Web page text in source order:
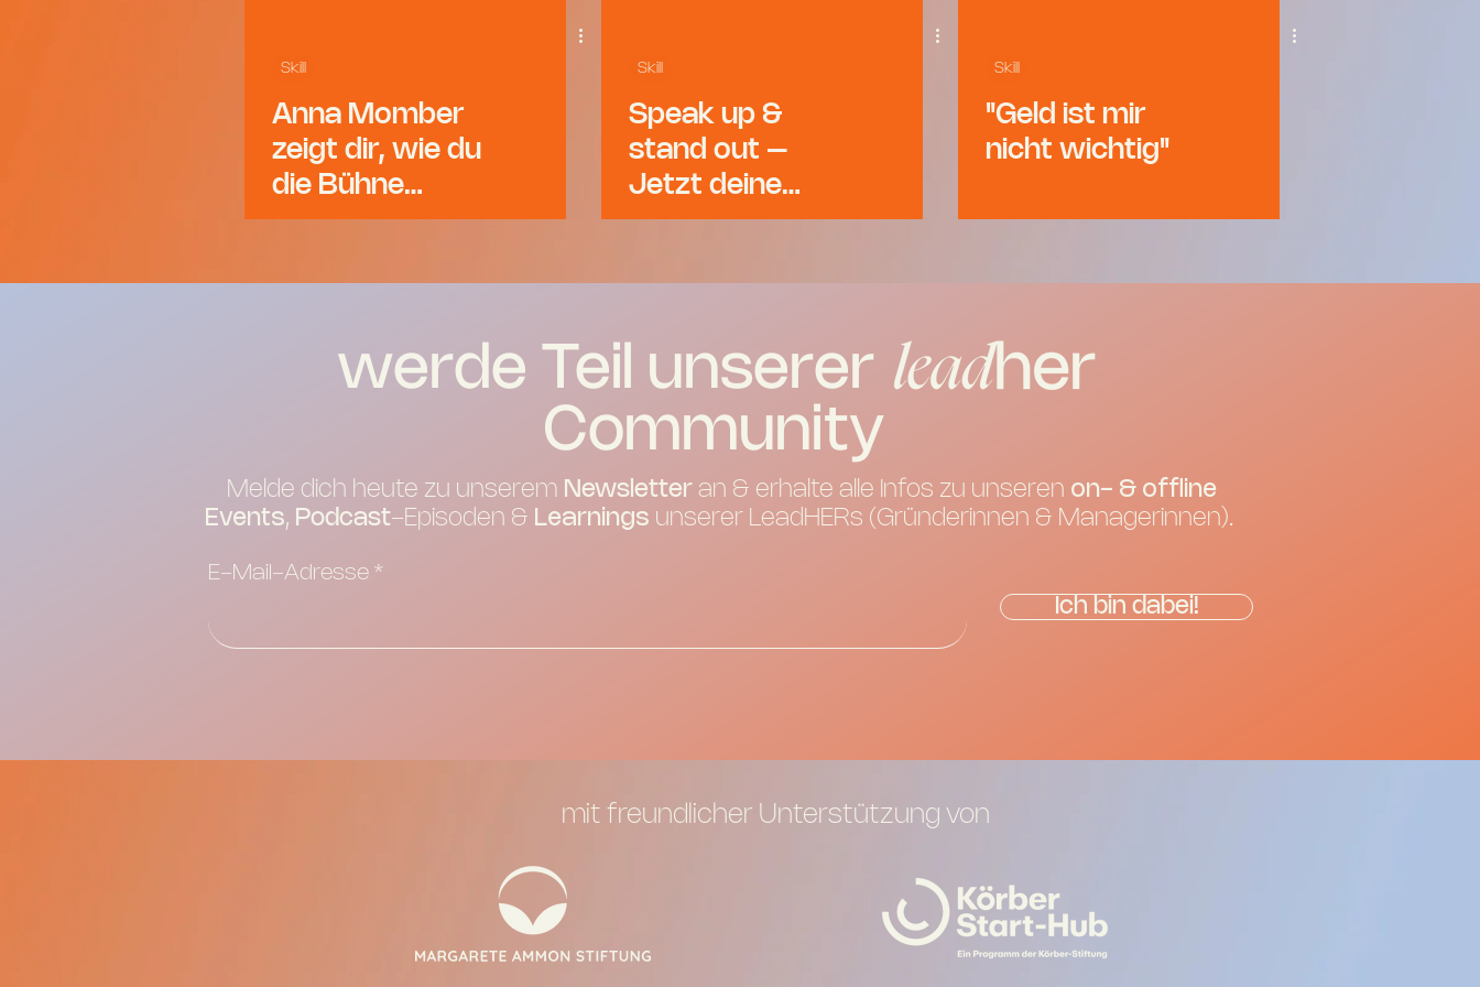
Skill
Anna Momber
zeigt dir, wie du
die Bühne
eroberst!
Skill
Speak up &
stand out –
Jetzt deine
Präsentations-
Skill
"Geld ist mir
nicht wichtig"
werde Teil unserer
Community
Melde dich heute zu unserem Newsletter an & erhalte alle Infos zu unseren on- & offline
Events, Podcast-Episoden & Learnings unserer LeadHERs (Gründerinnen & Managerinnen).
E-Mail-Adresse
Ich bin dabei!
mit freundlicher Unterstützung von​